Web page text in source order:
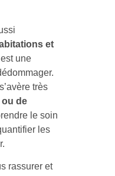
et
une
très
ou de
le soin
les
rassurer et